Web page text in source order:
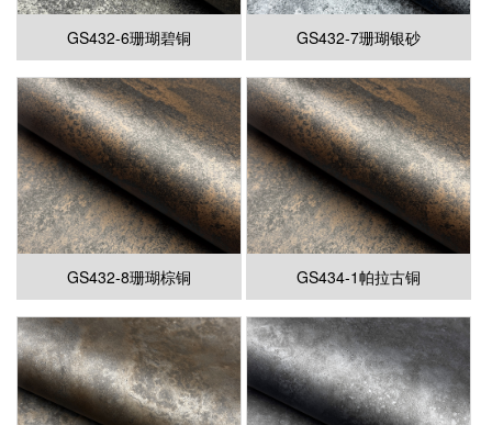
GS432-6珊瑚碧铜 GS432-7珊瑚银砂
GS432-8珊瑚棕铜 GS434-1帕拉古铜